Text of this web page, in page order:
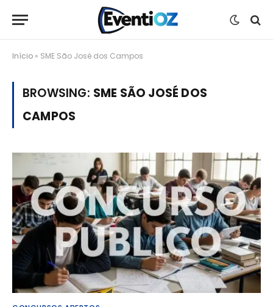
Início » SME São José dos Campos
BROWSING: SME SÃO JOSÉ DOS
CAMPOS